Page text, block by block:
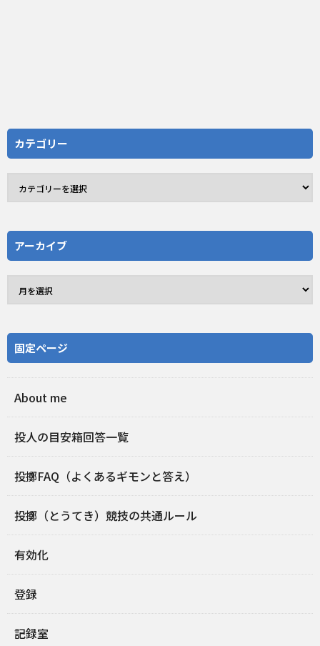
カテゴリー
アーカイブ
固定ページ
About me
投人の目安箱回答一覧
投擲FAQ（よくあるギモンと答え）
投擲（とうてき）競技の共通ルール
有効化
登録
記録室